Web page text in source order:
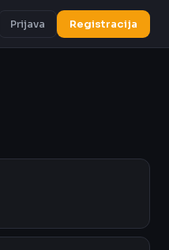
Prijava Registracija